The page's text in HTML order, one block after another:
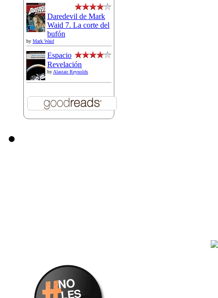
Daredevil de Mark
Waid 7. La corte del
bufón
by Mark Waid
Espacio
Revelación
byAlastair Reynolds